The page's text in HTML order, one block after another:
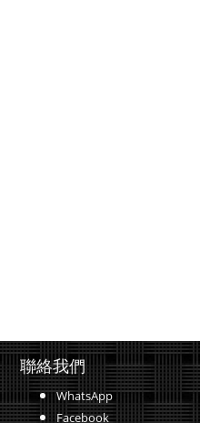
聯絡我們
WhatsApp
Facebook